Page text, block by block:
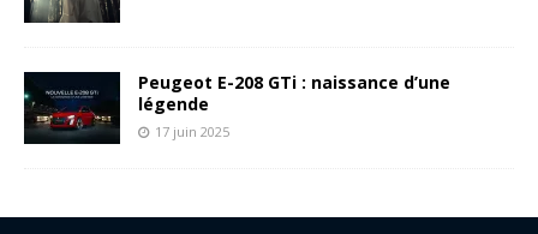
Peugeot E-208 GTi : naissance d’une
légende
17 juin 2025